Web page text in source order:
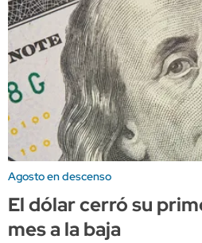
Agosto en descenso
El dólar cerró su
mes a la baja